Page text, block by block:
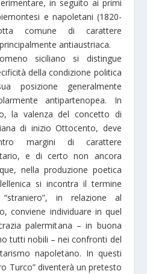
in seguito ai primi
e napoletani (1820-
comune di carattere
antiaustriaca.
siciliano si distingue
della condizione politica
posizione generalmente
antipartenopea. In
la valenza del concetto di
di inizio Ottocento, deve
margini di carattere
e di certo non ancora
nella produzione poetica
si incontra il termine
in relazione al
conviene individuare in quel
palermitana – in buona
tutti nobili – nei confronti del
napoletano. In questi
Turco” diventerà un pretesto